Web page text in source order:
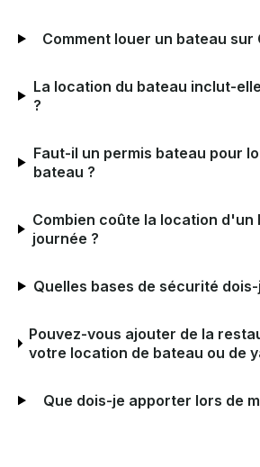
Comment louer un bateau sur
La location du bateau inclut-
?
Faut-il un permis bateau pour
bateau ?
Combien coûte la location d'un
journée ?
Quelles bases de sécurité
Pouvez-vous ajouter de la
votre location de bateau ou de
Que dois-je apporter lors de